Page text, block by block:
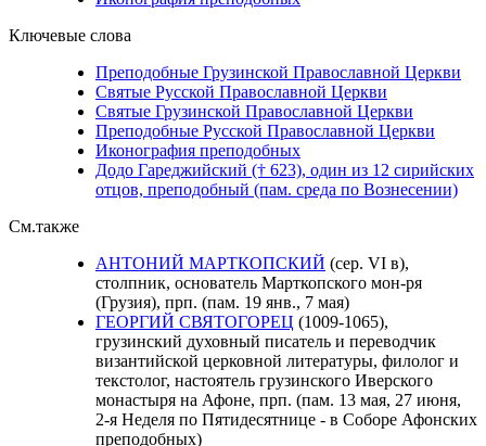
Ключевые слова
Преподобные Грузинской Православной Церкви
Святые Русской Православной Церкви
Святые Грузинской Православной Церкви
Преподобные Русской Православной Церкви
Иконография преподобных
Додо Гареджийский († 623), один из 12 сирийских
отцов, преподобный (пам. среда по Вознесении)
См.также
АНТОНИЙ МАРТКОПСКИЙ (сер. VI в),
столпник, основатель Марткопского мон-ря
(Грузия), прп. (пам. 19 янв., 7 мая)
ГЕОРГИЙ СВЯТОГОРЕЦ (1009-1065),
грузинский духовный писатель и переводчик
византийской церковной литературы, филолог и
текстолог, настоятель грузинского Иверского
монастыря на Афоне, прп. (пам. 13 мая, 27 июня,
2-я Неделя по Пятидесятнице - в Соборе Афонских
преподобных)